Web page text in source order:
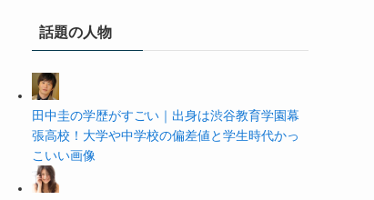
話題の人物
田中圭の学歴がすごい｜出身は渋谷教育学園幕
張高校！大学や中学校の偏差値と学生時代かっ
こいい画像